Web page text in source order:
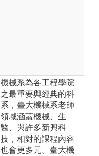
機械系為各工程學院
之最重要與經典的科
系，臺大機械系老師
領域涵蓋機械、生
醫、與許多新興科
技，相對的課程內容
也會更多元。臺大機